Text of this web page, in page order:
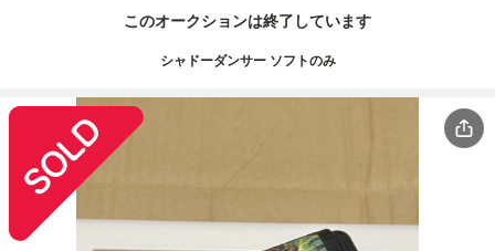
このオークションは終了しています
シャドーダンサー ソフトのみ